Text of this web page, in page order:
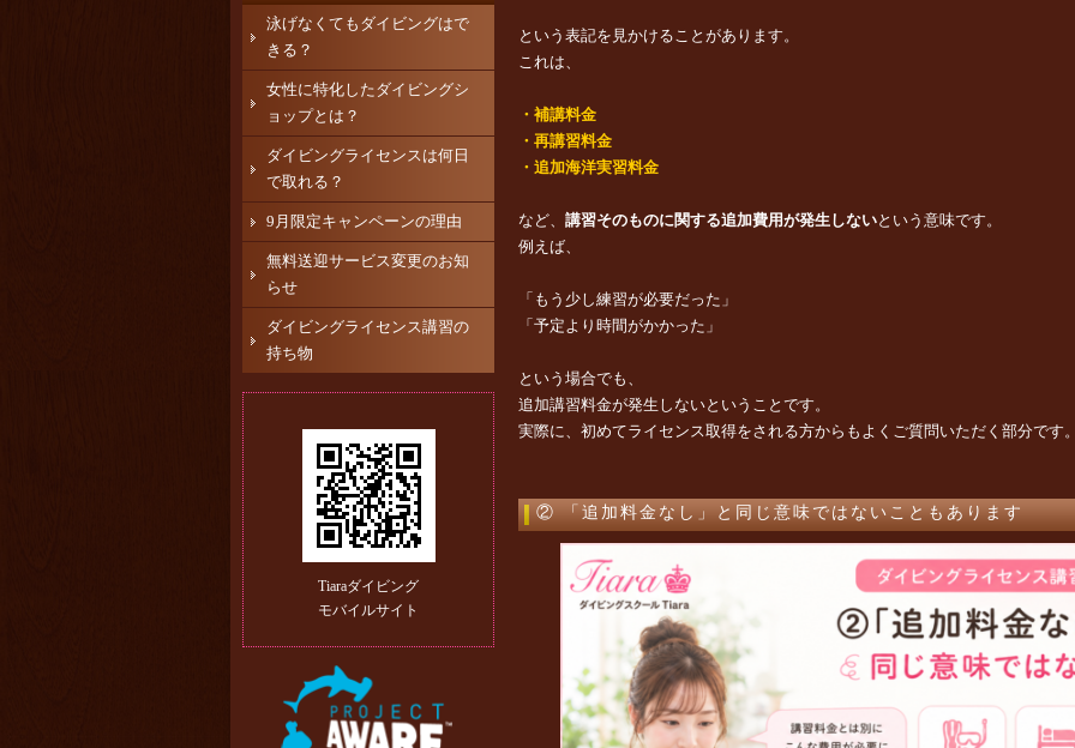
という表記を見かけることがあります。
これは、
・補講料金
・再講習料金
・追加海洋実習料金
など、 講習そのものに関する追加費用が発生しないという意味です。
例えば、
「もう少し練習が必要だった」
「予定より時間がかかった」
という場合でも、
追加講習料金が発生しないということです。
実際に、初めてライセンス取得をされる方からもよくご質問いただく部分です
② 「追加料金なし」と同じ意味ではないこともあります
泳げなくてもダイビングはで
きる？
女性に特化したダイビングシ
ョップとは？
ダイビングライセンスは何日
で取れる？
9月限定キャンペーンの理由
無料送迎サービス変更のお知
らせ
ダイビングライセンス講習の
持ち物
Tiaraダイビング
モバイルサイト